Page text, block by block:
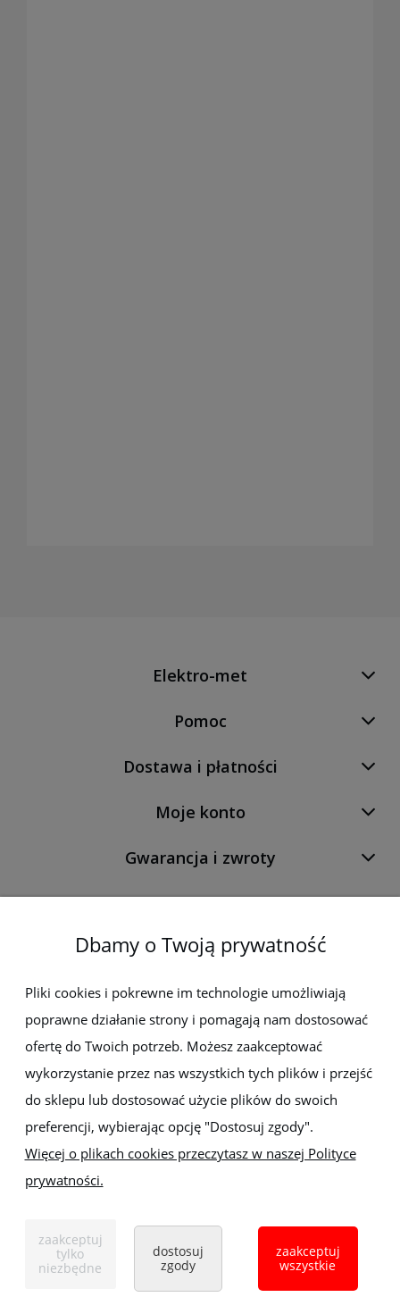
Elektro-met
Pomoc
Dostawa i płatności
Moje konto
Gwarancja i zwroty
O firmie
Newsletter
Zapisz się do newslettera, aby być na bieżąco z nowościami i
promocjami
Handlowa 1, 35-103 Rzeszów
Tel:
+48 17 853 90 49 +48 668 191 214
Dbamy o Twoją prywatność
Pliki cookies i pokrewne im technologie umożliwiają
poprawne działanie strony i pomagają nam dostosować
ofertę do Twoich potrzeb. Możesz zaakceptować
wykorzystanie przez nas wszystkich tych plików i przejść
do sklepu lub dostosować użycie plików do swoich
preferencji, wybierając opcję "Dostosuj zgody".
Więcej o plikach cookies przeczytasz w naszej Polityce
prywatności.
zaakceptuj
tylko
niezbędne
dostosuj
zgody
zaakceptuj
wszystkie